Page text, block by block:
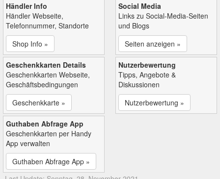
Händler Info
Händler Webseite,
Telefonnummer, Standorte
Shop Info »
Social Media
Links zu Social-Media-Seiten
und Blogs
Seiten anzeigen »
Geschenkkarten Details
Geschenkkarten Webseite,
Geschäftsbedingungen
Geschenkkarte »
Nutzerbewertung
Tipps, Angebote &
Diskussionen
Nutzerbewertung »
Guthaben Abfrage App
Geschenkkarten per Handy
App verwalten
Guthaben Abfrage App »